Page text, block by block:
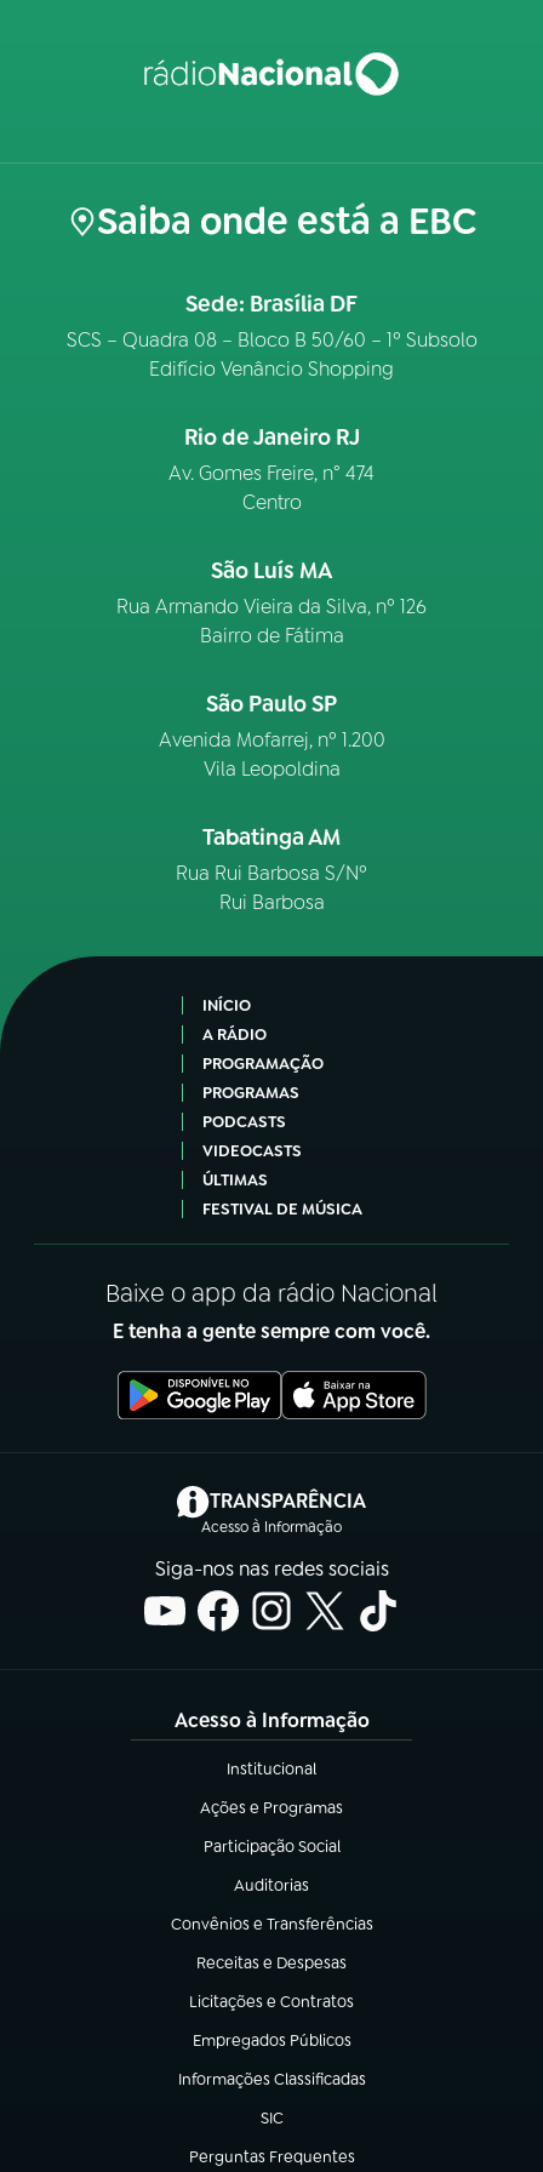
Saiba onde está a EBC
Sede: Brasília DF
SCS – Quadra 08 – Bloco B 50/60 – 1º Subsolo
Edifício Venâncio Shopping
Rio de Janeiro RJ
Av. Gomes Freire, n° 474
Centro
São Luís MA
Rua Armando Vieira da Silva, nº 126
Bairro de Fátima
São Paulo SP
Avenida Mofarrej, nº 1.200
Vila Leopoldina
Tabatinga AM
Rua Rui Barbosa S/Nº
Rui Barbosa
INÍCIO
A RÁDIO
PROGRAMAÇÃO
PROGRAMAS
PODCASTS
VIDEOCASTS
ÚLTIMAS
FESTIVAL DE MÚSICA
Baixe o app da rádio Nacional
E tenha a gente sempre com você.
TRANSPARÊNCIA
Acesso à Informação
(abre em nova aba)
Siga-nos nas redes sociais
Acesso à Informação
Institucional
(abre em nova aba)
Ações e Programas
(abre em nova aba)
Participação Social
(abre em nova aba)
Auditorias
(abre em nova aba)
Convênios e Transferências
(abre em nova aba)
Receitas e Despesas
(abre em nova aba)
Licitações e Contratos
(abre em nova aba)
Empregados Públicos
(abre em nova aba)
Informações Classificadas
(abre em nova aba)
SIC
(abre em nova aba)
Perguntas Frequentes
(abre em nova aba)